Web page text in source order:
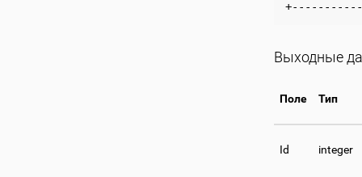
Выходные
Поле Тип
Id integer